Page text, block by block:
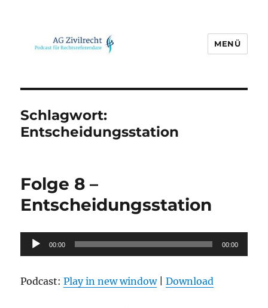
MENÜ
Schlagwort:
Entscheidungsstation
Folge 8 –
Entscheidungsstation
Audio-
Player
00:00 00:00
Podcast:Play in new window|Download